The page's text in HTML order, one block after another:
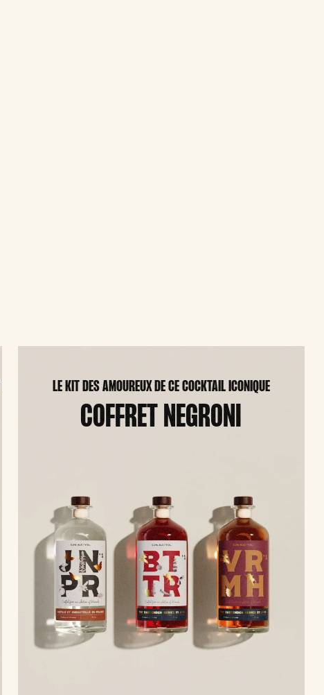
LE KIT DES AMOUREUX DE CE COCKTAIL ICONIQUE
COFFRET NEGRONI